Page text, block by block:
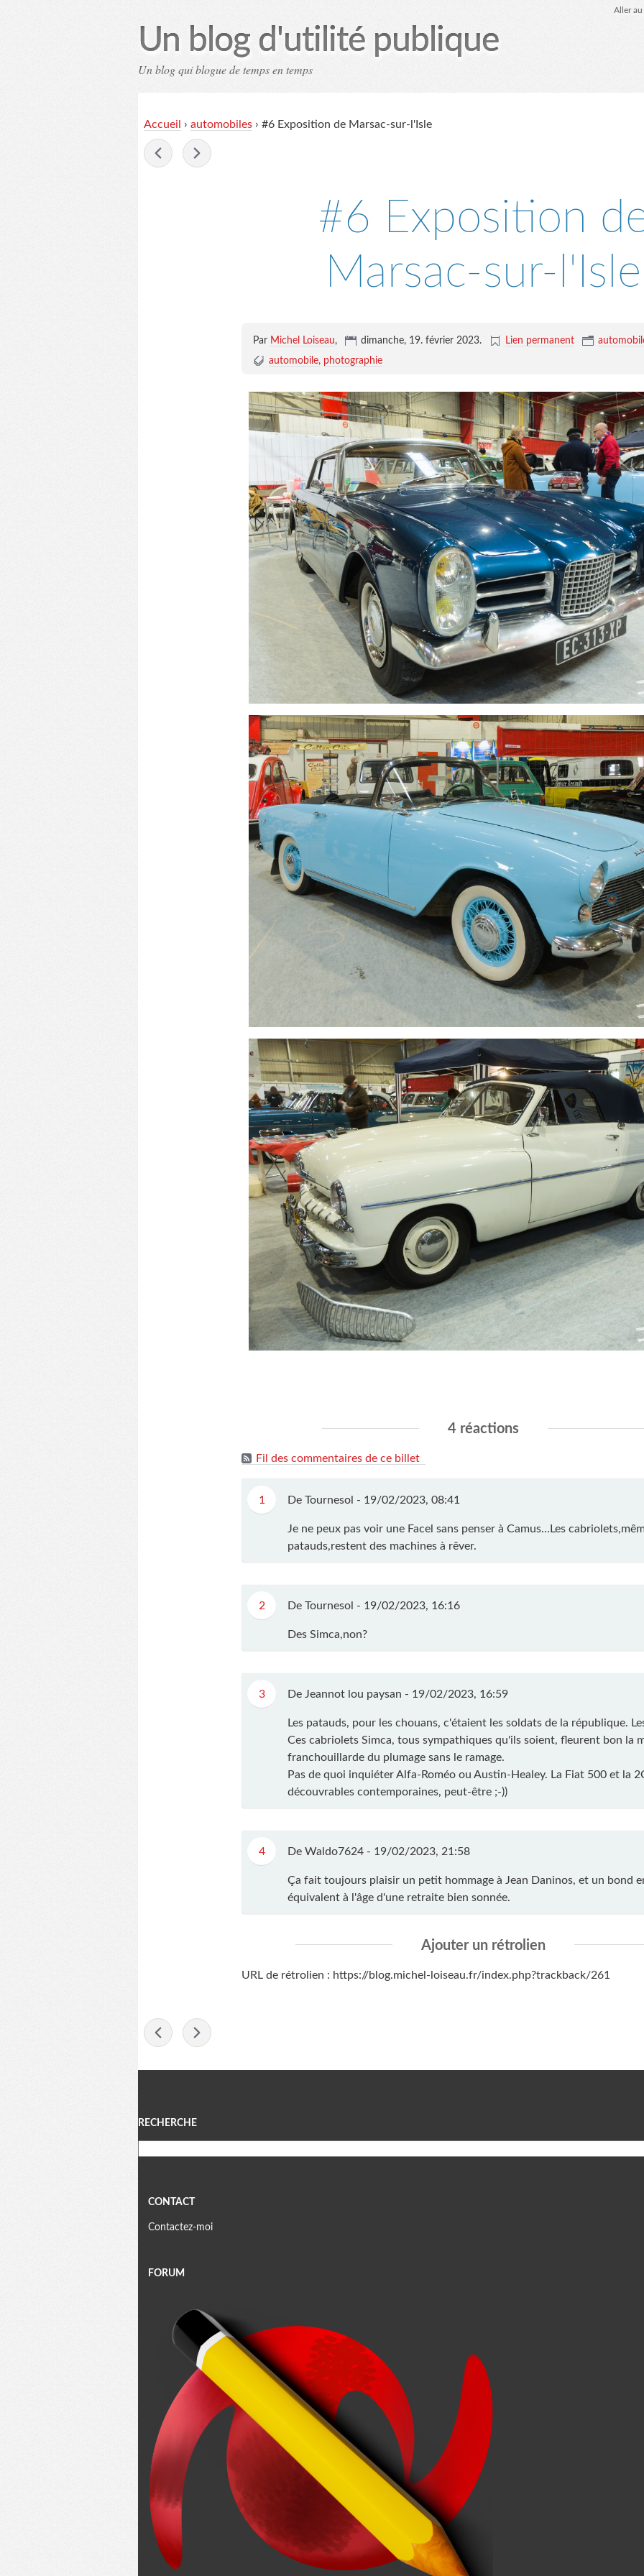
Aller
Un blog d'utilité publique
Un blog qui blogue de temps en temps
Accueil
› automobiles › #6 Exposition de Marsac-sur-l'Isle
#6 Exposition
Marsac-sur-l'Isle
Par Michel Loiseau, dimanche, 19. février 2023. Lien permanent
automobile photographie
4 réactions
Fil des commentaires de ce billet
1 De Tournesol - 19/02/2023, 08:41
Je ne peux pas voir une Facel sans penser à Camus…Les
patauds,restent des machines à rêver.
2 De Tournesol - 19/02/2023, 16:16
Des Simca,non?
3 De Jeannot lou paysan - 19/02/2023, 16:59
Les patauds, pour les chouans, c'étaient les soldats de la république.
Ces cabriolets Simca, tous sympathiques qu'ils soient, fleurent bon la
franchouillarde du plumage sans le ramage.
Pas de quoi inquiéter Alfa-Roméo ou Austin-Healey. La Fiat 500 et la
découvrables contemporaines, peut-être ;-))
4 De Waldo7624 - 19/02/2023, 21:58
Ça fait toujours plaisir un petit hommage à Jean Daninos, et un bond
équivalent à l'âge d'une retraite bien sonnée.
Ajouter un rétrolien
URL de rétrolien : https://blog.michel-loiseau.fr/index.php?trackback/261
Menu
RECHERCHE
CONTACT
Contactez-moi
FORUM